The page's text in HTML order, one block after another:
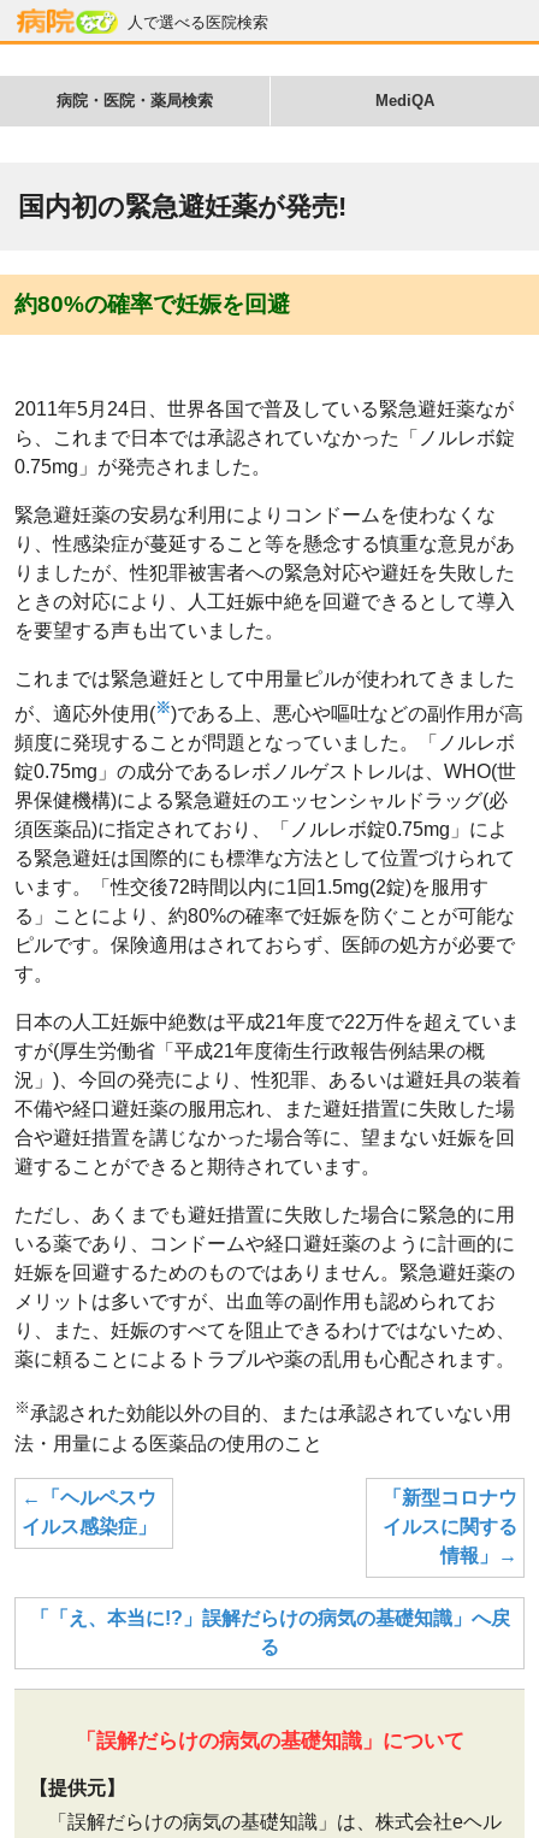
人で選べる医院検索
病院・医院・薬局検索 MediQA
国内初の緊急避妊薬が発売!
約80%の確率で妊娠を回避
2011年5月24日、世界各国で普及している緊急避妊薬なが
ら、これまで日本では承認されていなかった「ノルレボ錠
0.75mg」が発売されました。
緊急避妊薬の安易な利用によりコンドームを使わなくな
り、性感染症が蔓延すること等を懸念する慎重な意見があ
りましたが、性犯罪被害者への緊急対応や避妊を失敗した
ときの対応により、人工妊娠中絶を回避できるとして導入
を要望する声も出ていました。
これまでは緊急避妊として中用量ピルが使われてきました
が、適応外使用(※)である上、悪心や嘔吐などの副作用が高
頻度に発現することが問題となっていました。「ノルレボ
錠0.75mg」の成分であるレボノルゲストレルは、WHO(世
界保健機構)による緊急避妊のエッセンシャルドラッグ(必
須医薬品)に指定されており、「ノルレボ錠0.75mg」によ
る緊急避妊は国際的にも標準な方法として位置づけられて
います。「性交後72時間以内に1回1.5mg(2錠)を服用す
る」ことにより、約80%の確率で妊娠を防ぐことが可能な
ピルです。保険適用はされておらず、医師の処方が必要で
す。
日本の人工妊娠中絶数は平成21年度で22万件を超えていま
すが(厚生労働省「平成21年度衛生行政報告例結果の概
況」)、今回の発売により、性犯罪、あるいは避妊具の装着
不備や経口避妊薬の服用忘れ、また避妊措置に失敗した場
合や避妊措置を講じなかった場合等に、望まない妊娠を回
避することができると期待されています。
ただし、あくまでも避妊措置に失敗した場合に緊急的に用
いる薬であり、コンドームや経口避妊薬のように計画的に
妊娠を回避するためのものではありません。緊急避妊薬の
メリットは多いですが、出血等の副作用も認められてお
り、また、妊娠のすべてを阻止できるわけではないため、
薬に頼ることによるトラブルや薬の乱用も心配されます。
※承認された効能以外の目的、または承認されていない用
法・用量による医薬品の使用のこと
←「ヘルペスウ
イルス感染症」
「新型コロナウ
イルスに関する
情報」→
「「え、本当に!?」誤解だらけの病気の基礎知識」へ戻
る
「誤解だらけの病気の基礎知識」について
【提供元】
「誤解だらけの病気の基礎知識」は、株式会社eヘル